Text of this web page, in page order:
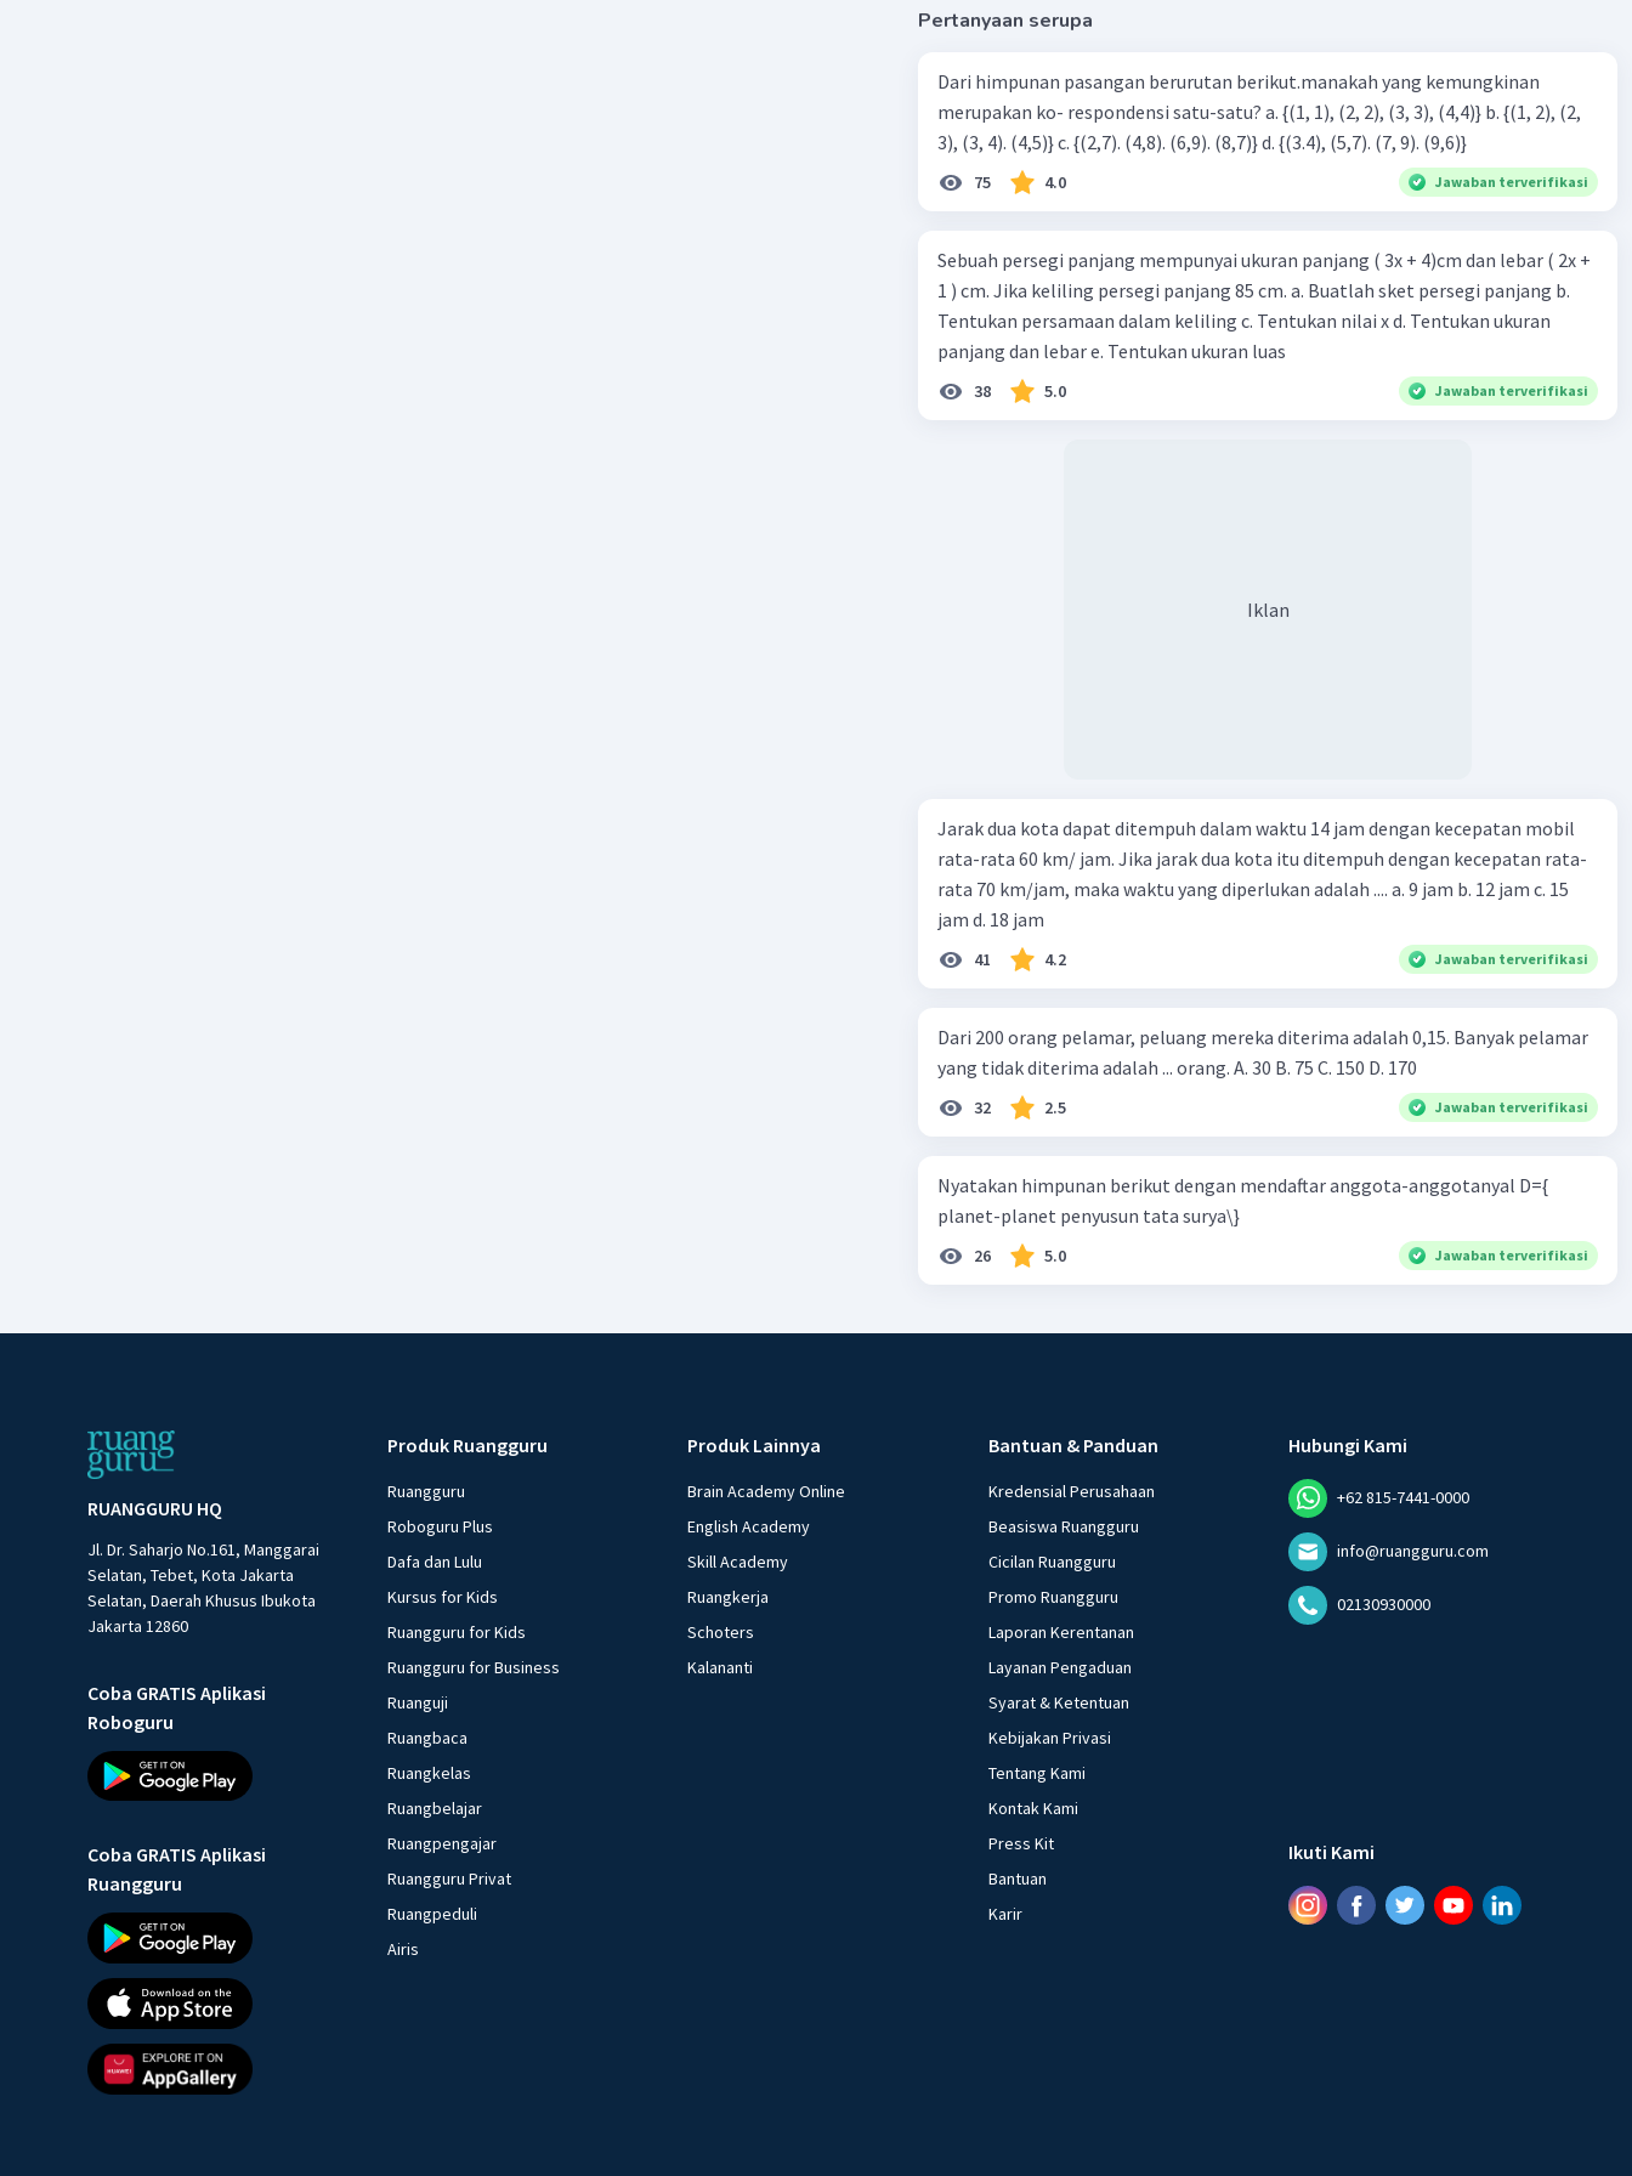
Iklan
Pertanyaan serupa
Dari himpunan pasangan berurutan berikut.manakah yang kemungkinan
merupakan ko- respondensi satu-satu? a. {(1, 1), (2, 2), (3, 3), (4,4)} b. {(1, 2), (2,
3), (3, 4). (4,5)} c. {(2,7). (4,8). (6,9). (8,7)} d. {(3.4), (5,7). (7, 9). (9,6)}
75 4.0 Jawaban terverifikasi
Sebuah persegi panjang mempunyai ukuran panjang ( 3x + 4)cm dan lebar ( 2x +
1 ) cm. Jika keliling persegi panjang 85 cm. a. Buatlah sket persegi panjang b.
Tentukan persamaan dalam keliling c. Tentukan nilai x d. Tentukan ukuran
panjang dan lebar e. Tentukan ukuran luas
38 5.0 Jawaban terverifikasi
Iklan
Jarak dua kota dapat ditempuh dalam waktu 14 jam dengan kecepatan mobil
rata-rata 60 km/ jam. Jika jarak dua kota itu ditempuh dengan kecepatan rata-
rata 70 km/jam, maka waktu yang diperlukan adalah .... a. 9 jam b. 12 jam c. 15
jam d. 18 jam
41 4.2 Jawaban terverifikasi
Dari 200 orang pelamar, peluang mereka diterima adalah 0,15. Banyak pelamar
yang tidak diterima adalah ... orang. A. 30 B. 75 C. 150 D. 170
32 2.5 Jawaban terverifikasi
Nyatakan himpunan berikut dengan mendaftar anggota-anggotanyal D={
planet-planet penyusun tata surya\}
26 5.0 Jawaban terverifikasi
RUANGGURU HQ
Jl. Dr. Saharjo No.161, Manggarai
Selatan, Tebet, Kota Jakarta
Selatan, Daerah Khusus Ibukota
Jakarta 12860
Coba GRATIS Aplikasi
Roboguru
Coba GRATIS Aplikasi
Ruangguru
Produk Ruangguru
Ruangguru
Roboguru Plus
Dafa dan Lulu
Kursus for Kids
Ruangguru for Kids
Ruangguru for Business
Ruanguji
Ruangbaca
Ruangkelas
Ruangbelajar
Ruangpengajar
Ruangguru Privat
Ruangpeduli
Airis
Produk Lainnya
Brain Academy Online
English Academy
Skill Academy
Ruangkerja
Schoters
Kalananti
Bantuan & Panduan
Kredensial Perusahaan
Beasiswa Ruangguru
Cicilan Ruangguru
Promo Ruangguru
Laporan Kerentanan
Layanan Pengaduan
Syarat & Ketentuan
Kebijakan Privasi
Tentang Kami
Kontak Kami
Press Kit
Bantuan
Karir
Hubungi Kami
+62 815-7441-0000
info@ruangguru.com
02130930000
Ikuti Kami